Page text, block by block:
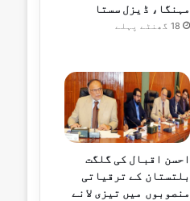
مہنگا، ڈیزل سستا
18 گھنٹے پہلے
احسن اقبال کی گلگت
بلتستان کے ترقیاتی
منصوبوں میں تیزی لانے